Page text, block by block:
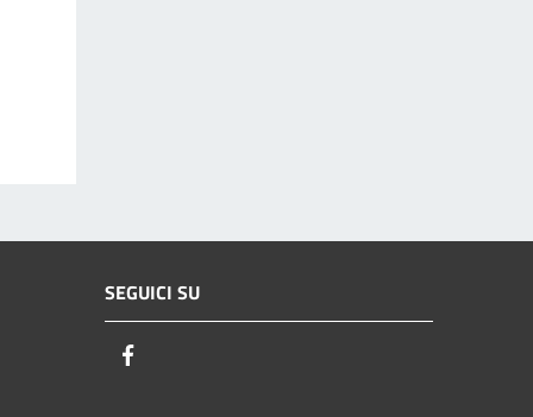
SEGUICI SU